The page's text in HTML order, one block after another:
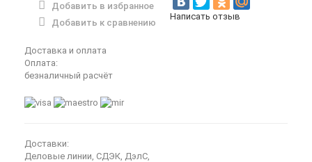
Добавить в избранное
Добавить к сравнению
Написать отзыв
Доставка и оплата
Оплата:
безналичный расчёт
Доставки:
Деловые линии, СДЭК, ДэлС,